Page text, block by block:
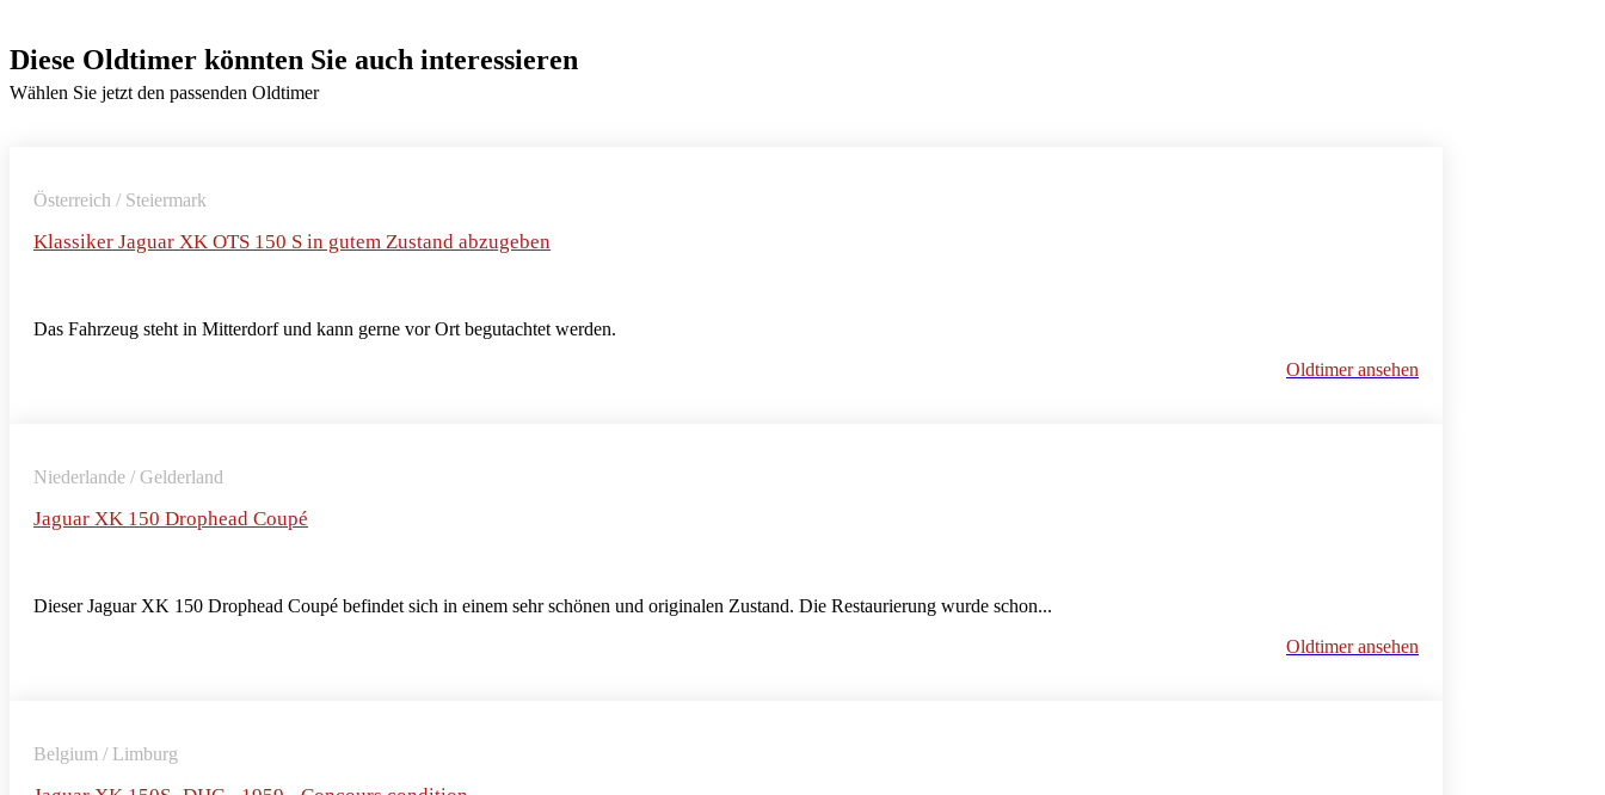
Diese Oldtimer könnten Sie auch interessieren
Wählen Sie jetzt den passenden Oldtimer
Österreich / Steiermark
Klassiker Jaguar XK OTS 150 S in gutem Zustand abzugeben
Das Fahrzeug steht in Mitterdorf und kann gerne vor Ort begutachtet werden.
Oldtimer ansehen
Niederlande / Gelderland
Jaguar XK 150 Drophead Coupé
Dieser Jaguar XK 150 Drophead Coupé befindet sich in einem sehr schönen und originalen Zustand. Die Restaurierung wurde schon...
Oldtimer ansehen
Belgium / Limburg